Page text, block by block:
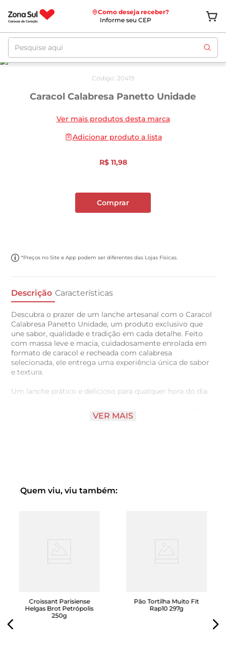
Como deseja receber?
Informe seu CEP
Pesquise aqui
Código: 20419
Caracol Calabresa Panetto Unidade
Ver mais produtos desta marca
Adicionar produto a lista
R$ 11,98
Comprar
*Preços no Site e App podem ser diferentes das Lojas Físicas.
Descrição Características
Descubra o prazer de um lanche artesanal com o Caracol
Calabresa Panetto Unidade, um produto exclusivo que
une sabor, qualidade e tradição em cada detalhe. Feito
com massa leve e macia, cuidadosamente enrolada em
formato de caracol e recheada com calabresa
selecionada, ele entrega uma experiência única de sabor
e textura.
Um lanche prático e delicioso para qualquer hora do dia.
Será enviado a unidade que pesa aproximadamente 75g
VER MAIS
Quem viu, viu também:
Croissant Parisiense
Helgas Brot Petrópolis
250g
Pão Tortilha Muito Fit
Rap10 297g